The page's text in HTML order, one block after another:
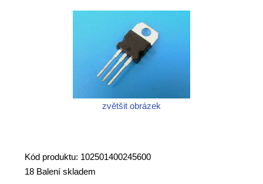
zvětšit obrázek
Kód produktu: 102501400245600
18 Balení skladem